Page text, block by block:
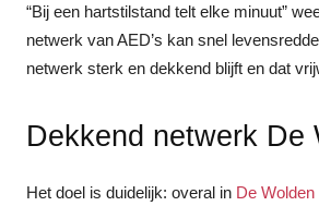
“Bij een hartstilstand telt elke minuut”
netwerk van AED’s kan snel
netwerk sterk en dekkend blijft en dat
Dekkend netwerk De
Het doel is duidelijk: overal in De Wolden